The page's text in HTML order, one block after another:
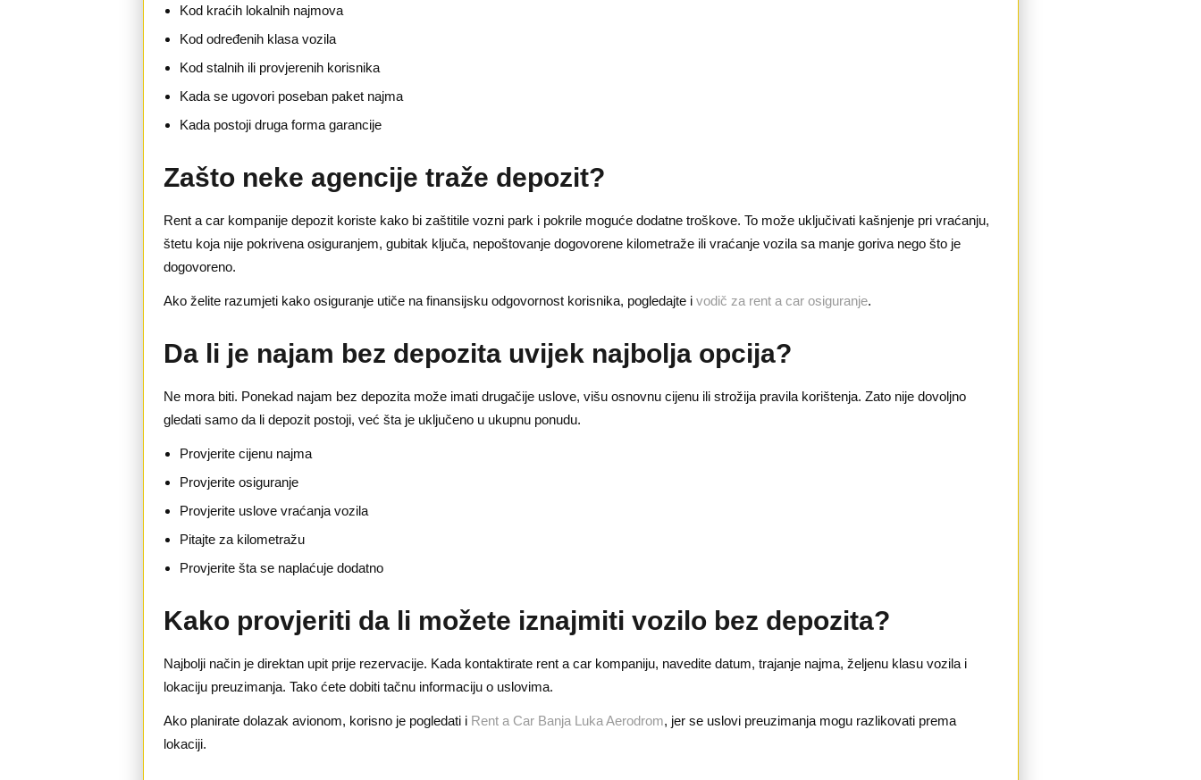
Kod kraćih lokalnih najmova
Kod određenih klasa vozila
Kod stalnih ili provjerenih korisnika
Kada se ugovori poseban paket najma
Kada postoji druga forma garancije
Zašto neke agencije traže depozit?
Rent a car kompanije depozit koriste kako bi zaštitile vozni park i pokrile moguće dodatne troškove. To može uključivati kašnjenje pri vraćanju,
štetu koja nije pokrivena osiguranjem, gubitak ključa, nepoštovanje dogovorene kilometraže ili vraćanje vozila sa manje goriva nego što je
dogovoreno.
Ako želite razumjeti kako osiguranje utiče na finansijsku odgovornost korisnika, pogledajte i vodič za rent a car osiguranje.
Da li je najam bez depozita uvijek najbolja opcija?
Ne mora biti. Ponekad najam bez depozita može imati drugačije uslove, višu osnovnu cijenu ili strožija pravila korištenja. Zato nije dovoljno
gledati samo da li depozit postoji, već šta je uključeno u ukupnu ponudu.
Provjerite cijenu najma
Provjerite osiguranje
Provjerite uslove vraćanja vozila
Pitajte za kilometražu
Provjerite šta se naplaćuje dodatno
Kako provjeriti da li možete iznajmiti vozilo bez depozita?
Najbolji način je direktan upit prije rezervacije. Kada kontaktirate rent a car kompaniju, navedite datum, trajanje najma, željenu klasu vozila i
lokaciju preuzimanja. Tako ćete dobiti tačnu informaciju o uslovima.
Ako planirate dolazak avionom, korisno je pogledati i Rent a Car Banja Luka Aerodrom, jer se uslovi preuzimanja mogu razlikovati prema
lokaciji.